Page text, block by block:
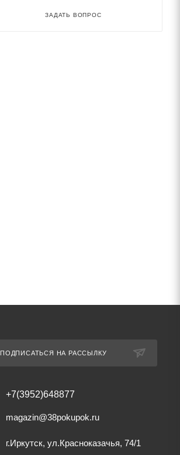
ЗАДАТЬ ВОПРОС
ПОДПИСАТЬСЯ НА РАССЫЛКУ
+7(3952)648877
magazin@38pokupok.ru
г.Иркутск, ул.Красноказачья, 74/1